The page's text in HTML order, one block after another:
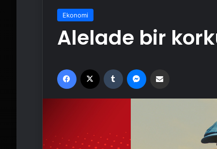
Ekonomi
Alelade bir
Facebook Tumblr